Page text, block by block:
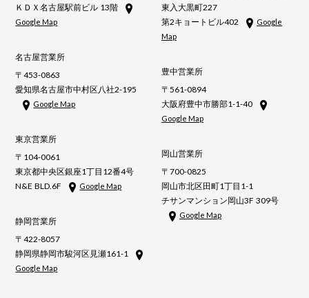
ＫＤＸ名古屋駅前ビル 13階
Google Map
名古屋営業所
〒453-0863
愛知県名古屋市中村区八社2-195
Google Map
東京営業所
〒104-0061
東京都中央区銀座1丁目12番4号
N&E BLD.6F
Google Map
静岡営業所
〒422-8057
静岡県静岡市駿河区見瀬161-1
Google Map
東入大黒町227
第2キョートビル402
Google
Map
豊中営業所
〒561-0894
大阪府豊中市勝部1-1-40
Google Map
岡山営業所
〒700-0825
岡山市北区田町1丁目1-1
チサンマンション岡山3F 309号
Google Map